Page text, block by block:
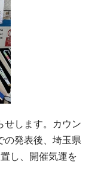
せします。カウン
の発表後、埼玉県
し、開催気運を